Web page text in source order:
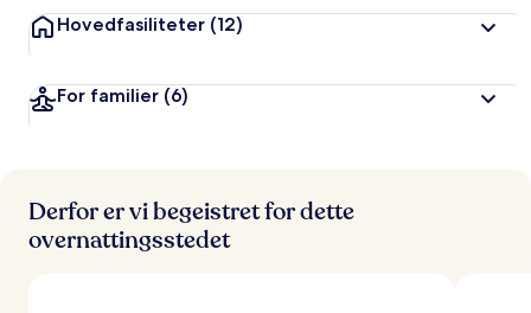
v
e
Hovedfasiliteter (12)
For familier (6)
Derfor er vi begeistret for dette
overnattingsstedet